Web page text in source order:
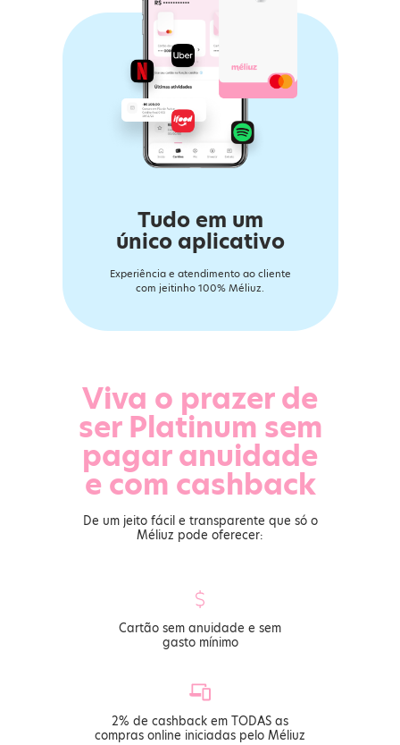
Tudo em um
único aplicativo
Experiência e atendimento ao cliente
com jeitinho 100% Méliuz.
Viva o prazer de
ser Platinum sem
pagar anuidade
e com cashback
De um jeito fácil e transparente que só o
Méliuz pode oferecer:
Cartão sem anuidade e sem
gasto mínimo
2% de cashback em TODAS as
compras online iniciadas pelo Méliuz